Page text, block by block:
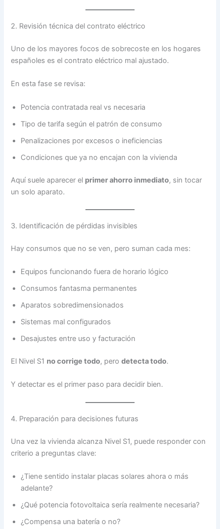
2. Revisión técnica del contrato eléctrico
Uno de los mayores focos de sobrecoste en los hogares
españoles es el contrato eléctrico mal ajustado.
En esta fase se revisa:
Potencia contratada real vs necesaria
Tipo de tarifa según el patrón de consumo
Penalizaciones por excesos o ineficiencias
Condiciones que ya no encajan con la vivienda
Aquí suele aparecer el primer ahorro inmediato, sin tocar
un solo aparato.
3. Identificación de pérdidas invisibles
Hay consumos que no se ven, pero suman cada mes:
Equipos funcionando fuera de horario lógico
Consumos fantasma permanentes
Aparatos sobredimensionados
Sistemas mal configurados
Desajustes entre uso y facturación
El Nivel S1 no corrige todo, perodetecta todo.
Y detectar es el primer paso para decidir bien.
4. Preparación para decisiones futuras
Una vez la vivienda alcanza Nivel S1, puede responder con
criterio a preguntas clave:
¿Tiene sentido instalar placas solares ahora o más
adelante?
¿Qué potencia fotovoltaica sería realmente necesaria?
¿Compensa una batería o no?